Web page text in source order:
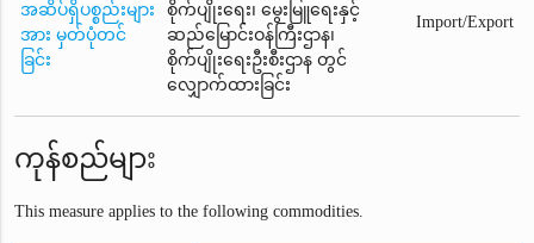
အဆိပ်ရှိပစ္စည်းများ
အား မှတ်ပုံတင်
ခြင်း
စိုက်ပျိုးရေး၊ မွေးမြူရေးနှင့်
ဆည်မြောင်းဝန်ကြီးဌာန၊
စိုက်ပျိုးရေးဦးစီးဌာန တွင်
လျှောက်ထားခြင်း
Import/Export
ကုန်စည်များ
This measure applies to the following commodities.